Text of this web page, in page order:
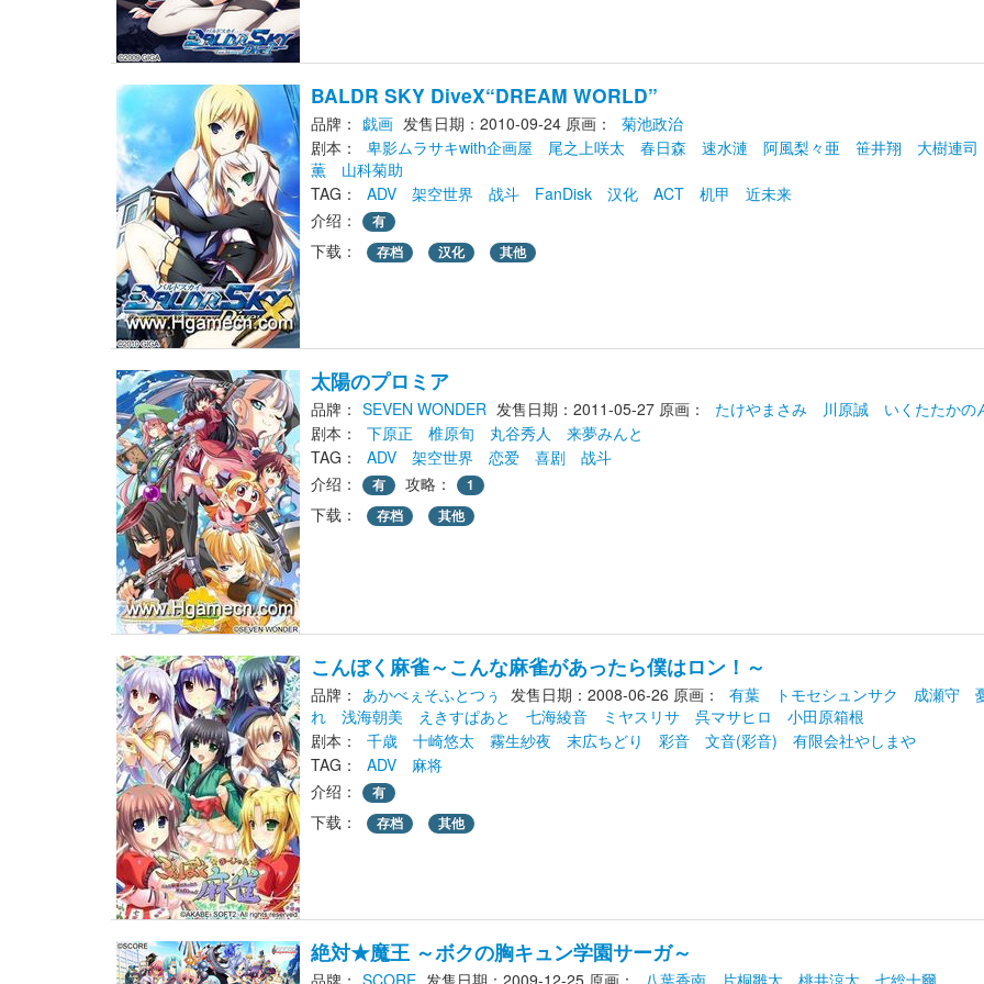
BALDR SKY DiveX“DREAM WORLD”
品牌： 戯画 发售日期：2010-09-24 原画：
菊池政治
剧本：
卑影ムラサキwith企画屋 尾之上咲太 春日森 速水漣 阿風梨々亜 笹井翔
大樹連司
薫
山科菊助
TAG：
ADV 架空世界 战斗 FanDisk 汉化 ACT 机甲
近未来
介绍：
有
下载： 存档 汉化 其他
太陽のプロミア
品牌： SEVEN WONDER 发售日期：2011-05-27 原画： たけやまさみ 川原誠
いくたたかの
剧本：
下原正 椎原旬 丸谷秀人
来夢みんと
TAG：
ADV 架空世界 恋爱 喜剧
战斗
介绍：
有 攻略： 1
下载： 存档 其他
こんぼく麻雀～こんな麻雀があったら僕はロン！～
品牌： あかべぇそふとつぅ 发售日期：2008-06-26 原画： 有葉 トモセシュンサク 成瀬守
れ
浅海朝美 えきすぱあと 七海綾音 ミヤスリサ 呉マサヒロ
小田原箱根
剧本：
千歳 十崎悠太 霧生紗夜 末広ちどり 彩音 文音(彩音)
有限会社やしまや
TAG：
ADV
麻将
介绍：
有
下载： 存档 其他
絶対★魔王 ～ボクの胸キュン学園サーガ～
品牌： SCORE 发售日期：2009-12-25 原画： 八葉香南 片桐雛太 桃井涼太 七総十爾